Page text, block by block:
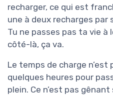
recharger, ce qui est
une à deux recharges par
Tu ne passes pas ta vie à
côté-là, ça va.
Le temps de charge
quelques heures pour
plein. Ce n’est pas